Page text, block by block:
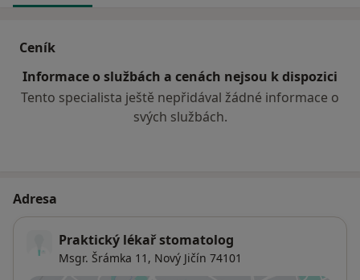
Ceník
Informace o službách a cenách nejsou k dispozici
Tento specialista ještě nepřidával žádné informace o
svých službách.
Adresa
Praktický lékař stomatolog
Msgr. Šrámka 11, Nový Jičín 74101